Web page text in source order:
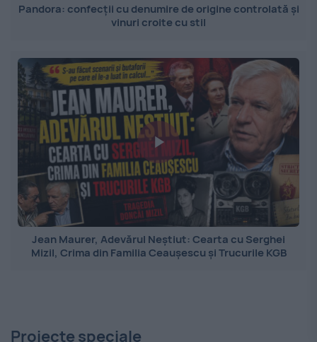
Pandora: confecții cu denumire de origine controlată și
vinuri croite cu stil
Jean Maurer, Adevărul Neștiut: Cearta cu Serghei
Mizil, Crima din Familia Ceaușescu și Trucurile KGB
Proiecte speciale